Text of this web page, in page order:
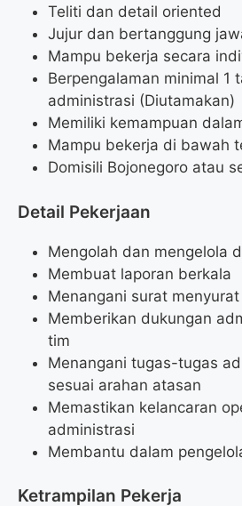
Teliti dan detail oriented
Jujur dan bertanggung
Mampu bekerja secara
Berpengalaman minimal 1
administrasi (Diutamakan)
Memiliki kemampuan
Mampu bekerja di bawah
Domisili Bojonegoro atau
Detail Pekerjaan
Mengolah dan mengelola
Membuat laporan berkala
Menangani surat menyurat
Memberikan dukungan
tim
Menangani tugas-tugas
sesuai arahan atasan
Memastikan kelancaran
administrasi
Membantu dalam
Ketrampilan Pekerja